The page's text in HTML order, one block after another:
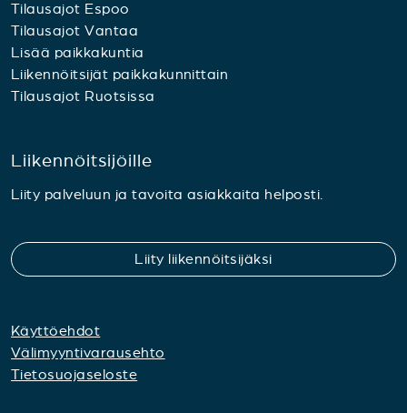
Tilausajot Espoo
Tilausajot Vantaa
Lisää paikkakuntia
Liikennöitsijät paikkakunnittain
Tilausajot Ruotsissa
Liikennöitsijöille
Liity palveluun ja tavoita asiakkaita helposti.
Liity liikennöitsijäksi
Käyttöehdot
Välimyyntivarausehto
Tietosuojaseloste